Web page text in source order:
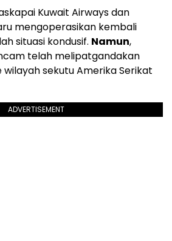
Kuwait Airways dan
mengoperasikan kembali
situasi kondusif. Namun,
telah melipatgandakan
sekutu Amerika Serikat
ADVERTISEMENT